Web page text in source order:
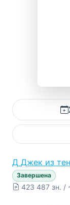
Д Джек из
Завершена
423 487 зн. /